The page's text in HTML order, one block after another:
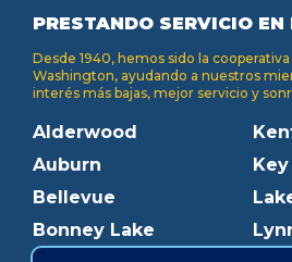
PRESTANDO SERVICIO EN
Desde 1940, hemos sido la
Washington, ayudando a nuestros
interés más bajas, mejor servicio y
Alderwood
Auburn
Bellevue
Bonney Lake